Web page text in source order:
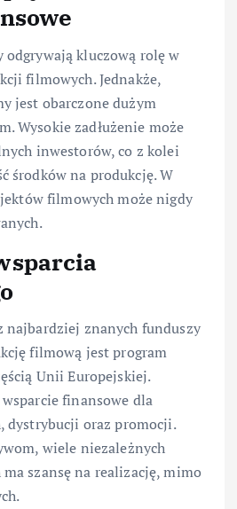
kluczową rolę w
filmowych. Jednakże,
jest obarczone dużym
Wysokie zadłużenie może
inwestorów, co z kolei
środków na produkcję. W
filmowych może nigdy
najbardziej znanych funduszy
filmową jest program
Unii Europejskiej.
finansowe dla
dystrybucji oraz promocji.
wiele niezależnych
szansę na realizację, mimo